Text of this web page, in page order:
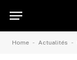
Home - Actualités -